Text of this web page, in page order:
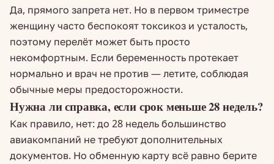
Да, прямого запрета нет. Но в первом триместре
женщину часто беспокоят токсикоз и усталость,
поэтому перелёт может быть просто
некомфортным. Если беременность протекает
нормально и врач не против — летите, соблюдая
обычные меры предосторожности.
Нужна ли справка, если срок меньше 28 недель?
Как правило, нет: до 28 недель большинство
авиакомпаний не требуют дополнительных
документов. Но обменную карту всё равно берите